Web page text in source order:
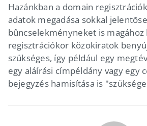
Hazánkban a domain
adatok megadása sokkal
bûncselekményneket is magához
regisztrációkor közokiratok
szükséges, így például egy
egy aláírási címpéldány vagy egy
bejegyzés hamisítása is